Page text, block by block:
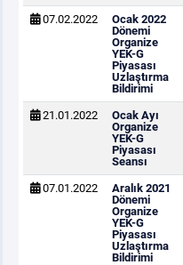
07.02.2022
Ocak 2022
Dönemi
Organize
YEK-G
Piyasası
Uzlaştırma
Bildirimi
21.01.2022
Ocak Ayı
Organize
YEK-G
Piyasası
Seansı
07.01.2022
Aralık 2021
Dönemi
Organize
YEK-G
Piyasası
Uzlaştırma
Bildirimi